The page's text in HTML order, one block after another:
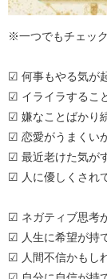
※一つでもチェッ
☑ 何事もやる気が
☑ イライラするこ
☑ 嫌なことばかり
☑ 恋愛がうまくい
☑ 最近老けた気が
☑ 人に優しくされ
☑ ネガティブ思考
☑ 人生に希望が持
☑ 人間不信かもし